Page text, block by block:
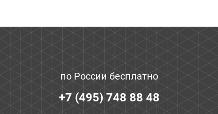
по России бесплатно
+7 (495) 748 88 48